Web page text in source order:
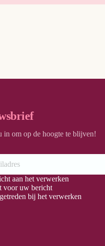
in om op de hoogte te blijven!
aan het verwerken
voor uw bericht
bij het verwerken